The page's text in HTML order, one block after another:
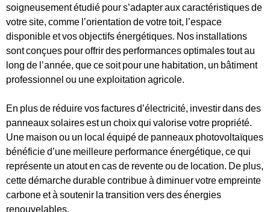
soigneusement étudié pour s’adapter aux caractéristiques de
votre site, comme l’orientation de votre toit, l’espace
disponible et vos objectifs énergétiques. Nos installations
sont conçues pour offrir des performances optimales tout au
long de l’année, que ce soit pour une habitation, un bâtiment
professionnel ou une exploitation agricole.
En plus de réduire vos factures d’électricité, investir dans des
panneaux solaires est un choix qui valorise votre propriété.
Une maison ou un local équipé de panneaux photovoltaïques
bénéficie d’une meilleure performance énergétique, ce qui
représente un atout en cas de revente ou de location. De plus,
cette démarche durable contribue à diminuer votre empreinte
carbone et à soutenir la transition vers des énergies
renouvelables.